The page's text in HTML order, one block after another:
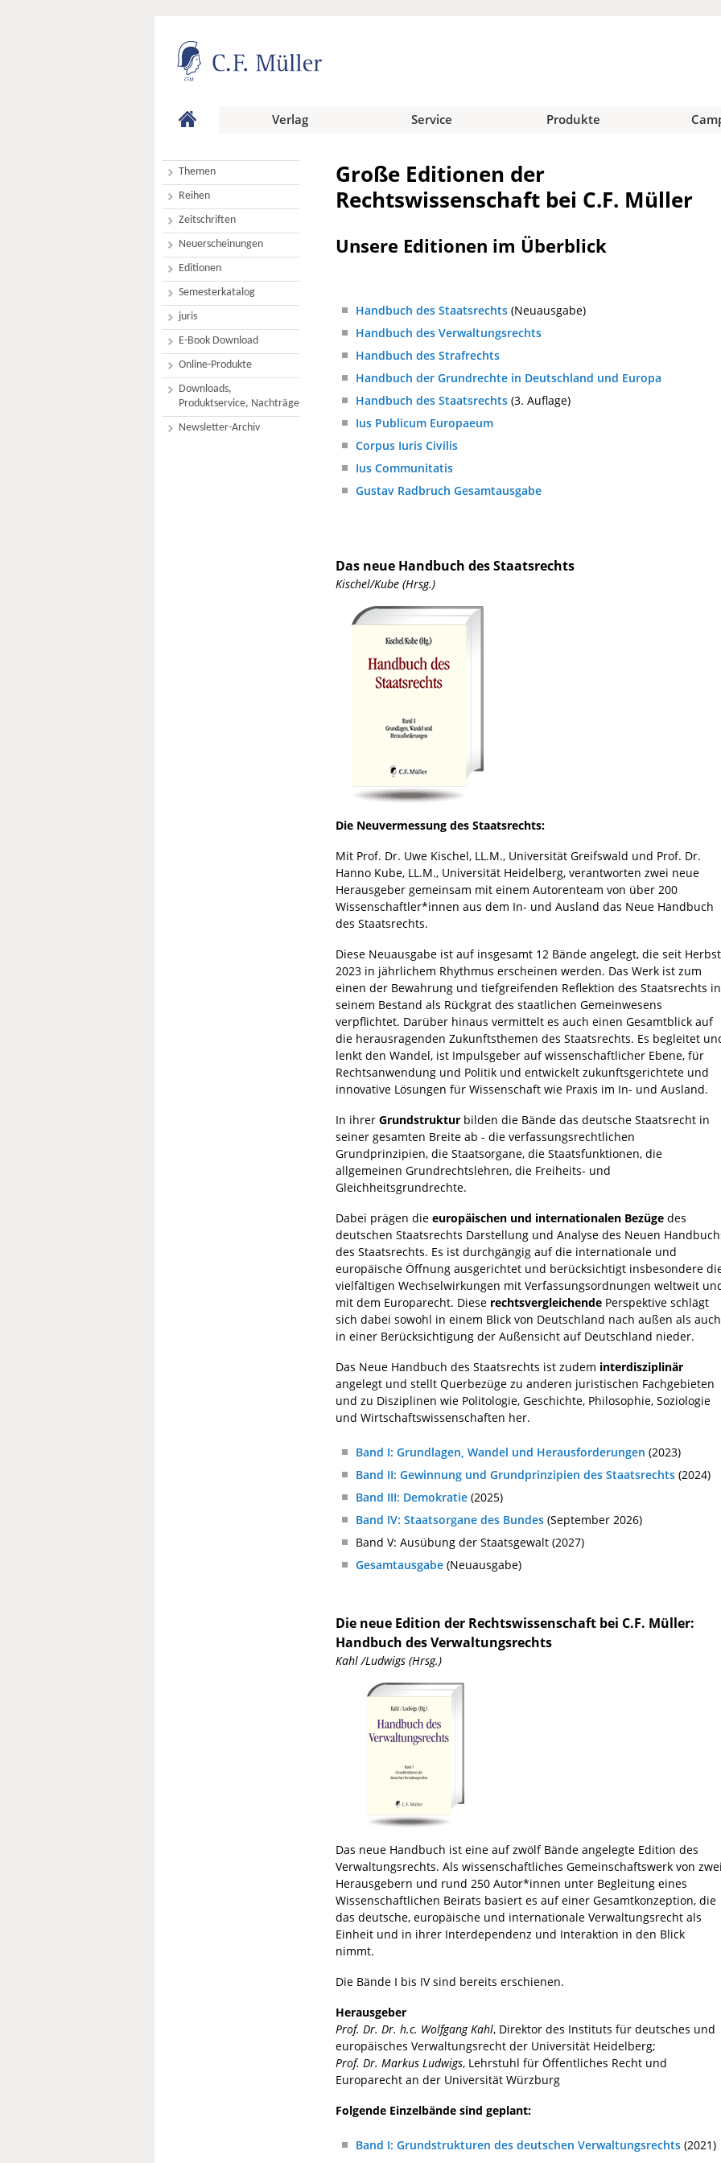
Verlag Service Produkte
Themen
Reihen
Zeitschriften
Neuerscheinungen
Editionen
Semesterkatalog
juris
E-Book Download
Online-Produkte
Downloads,
Produktservice, Nachträge
Newsletter-Archiv
Große Editionen der
Rechtswissenschaft bei C.F. Müller
Unsere Editionen im Überblick
Handbuch des Staatsrechts (Neuausgabe)
Handbuch des Verwaltungsrechts
Handbuch des Strafrechts
Handbuch der Grundrechte in Deutschland und Europa
Handbuch des Staatsrechts (3. Auflage)
Ius Publicum Europaeum
Corpus Iuris Civilis
Ius Communitatis
Gustav Radbruch Gesamtausgabe
Das neue Handbuch des Staatsrechts
Kischel/Kube (Hrsg.)
Die Neuvermessung des Staatsrechts:
Mit Prof. Dr. Uwe Kischel, LL.M., Universität Greifswald und Prof. Dr.
Hanno Kube, LL.M., Universität Heidelberg, verantworten zwei neue
Herausgeber gemeinsam mit einem Autorenteam von über 200
Wissenschaftler*innen aus dem In- und Ausland das Neue Handbuch
des Staatsrechts.
Diese Neuausgabe ist auf insgesamt 12 Bände angelegt, die seit Herbst
2023 in jährlichem Rhythmus erscheinen werden. Das Werk ist zum
einen der Bewahrung und tiefgreifenden Reflektion des Staatsrechts in
seinem Bestand als Rückgrat des staatlichen Gemeinwesens
verpflichtet. Darüber hinaus vermittelt es auch einen Gesamtblick auf
die herausragenden Zukunftsthemen des Staatsrechts. Es begleitet
lenkt den Wandel, ist Impulsgeber auf wissenschaftlicher Ebene, für
Rechtsanwendung und Politik und entwickelt zukunftsgerichtete und
innovative Lösungen für Wissenschaft wie Praxis im In- und Ausland.
In ihrer Grundstruktur bilden die Bände das deutsche Staatsrecht in
seiner gesamten Breite ab - die verfassungsrechtlichen
Grundprinzipien, die Staatsorgane, die Staatsfunktionen, die
allgemeinen Grundrechtslehren, die Freiheits- und
Gleichheitsgrundrechte.
Dabei prägen die europäischen und internationalen Bezüge des
deutschen Staatsrechts Darstellung und Analyse des Neuen
des Staatsrechts. Es ist durchgängig auf die internationale und
europäische Öffnung ausgerichtet und berücksichtigt insbesondere
vielfältigen Wechselwirkungen mit Verfassungsordnungen weltweit
mit dem Europarecht. Diese rechtsvergleichende Perspektive schlägt
sich dabei sowohl in einem Blick von Deutschland nach außen als auch
in einer Berücksichtigung der Außensicht auf Deutschland nieder.
Das Neue Handbuch des Staatsrechts ist zudem interdisziplinär
angelegt und stellt Querbezüge zu anderen juristischen Fachgebieten
und zu Disziplinen wie Politologie, Geschichte, Philosophie, Soziologie
und Wirtschaftswissenschaften her.
Band I: Grundlagen, Wandel und Herausforderungen (2023)
Band II: Gewinnung und Grundprinzipien des Staatsrechts (2024)
Band III: Demokratie (2025)
Band IV: Staatsorgane des Bundes (September 2026)
Band V: Ausübung der Staatsgewalt (2027)
Gesamtausgabe (Neuausgabe)
Die neue Edition der Rechtswissenschaft bei C.F. Müller:
Handbuch des Verwaltungsrechts
Kahl /Ludwigs (Hrsg.)
Das neue Handbuch ist eine auf zwölf Bände angelegte Edition des
Verwaltungsrechts. Als wissenschaftliches Gemeinschaftswerk von
Herausgebern und rund 250 Autor*innen unter Begleitung eines
Wissenschaftlichen Beirats basiert es auf einer Gesamtkonzeption, die
das deutsche, europäische und internationale Verwaltungsrecht als
Einheit und in ihrer Interdependenz und Interaktion in den Blick
nimmt.
Die Bände I bis IV sind bereits erschienen.
Herausgeber
Prof. Dr. Dr. h.c. Wolfgang Kahl, Direktor des Instituts für deutsches und
europäisches Verwaltungsrecht der Universität Heidelberg;
Prof. Dr. Markus Ludwigs, Lehrstuhl für Öffentliches Recht und
Europarecht an der Universität Würzburg
Folgende Einzelbände sind geplant:
Band I: Grundstrukturen des deutschen Verwaltungsrechts (2021)